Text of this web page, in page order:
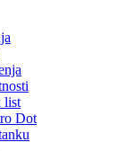
list
Dot